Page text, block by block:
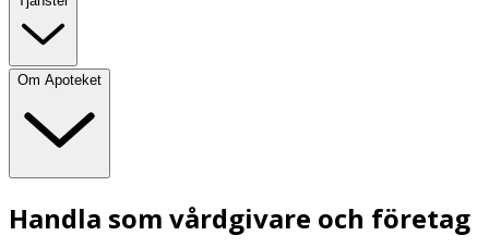
Om Apoteket
Handla som vårdgivare och företag